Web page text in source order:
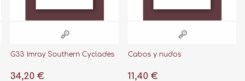
G33 Imray Southern Cyclades
34,20 €
Cabos y nudos
11,40 €